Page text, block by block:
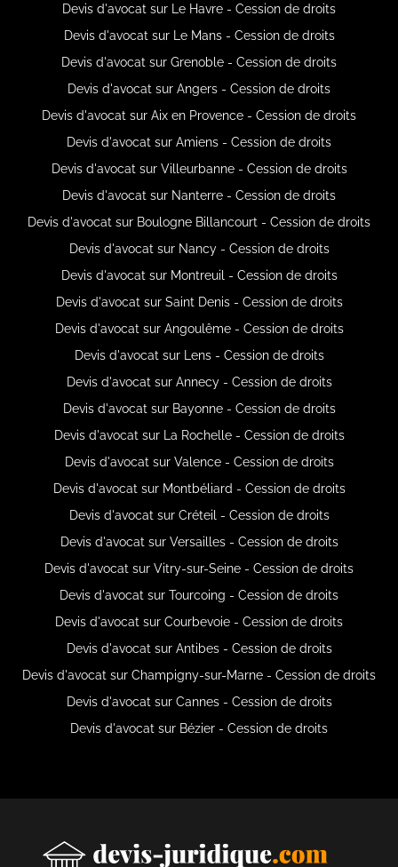
Devis d'avocat sur Le Havre - Cession de droits
Devis d'avocat sur Le Mans - Cession de droits
Devis d'avocat sur Grenoble - Cession de droits
Devis d'avocat sur Angers - Cession de droits
Devis d'avocat sur Aix en Provence - Cession de droits
Devis d'avocat sur Amiens - Cession de droits
Devis d'avocat sur Villeurbanne - Cession de droits
Devis d'avocat sur Nanterre - Cession de droits
Devis d'avocat sur Boulogne Billancourt - Cession de droits
Devis d'avocat sur Nancy - Cession de droits
Devis d'avocat sur Montreuil - Cession de droits
Devis d'avocat sur Saint Denis - Cession de droits
Devis d'avocat sur Angoulême - Cession de droits
Devis d'avocat sur Lens - Cession de droits
Devis d'avocat sur Annecy - Cession de droits
Devis d'avocat sur Bayonne - Cession de droits
Devis d'avocat sur La Rochelle - Cession de droits
Devis d'avocat sur Valence - Cession de droits
Devis d'avocat sur Montbéliard - Cession de droits
Devis d'avocat sur Créteil - Cession de droits
Devis d'avocat sur Versailles - Cession de droits
Devis d'avocat sur Vitry-sur-Seine - Cession de droits
Devis d'avocat sur Tourcoing - Cession de droits
Devis d'avocat sur Courbevoie - Cession de droits
Devis d'avocat sur Antibes - Cession de droits
Devis d'avocat sur Champigny-sur-Marne - Cession de droits
Devis d'avocat sur Cannes - Cession de droits
Devis d'avocat sur Bézier - Cession de droits